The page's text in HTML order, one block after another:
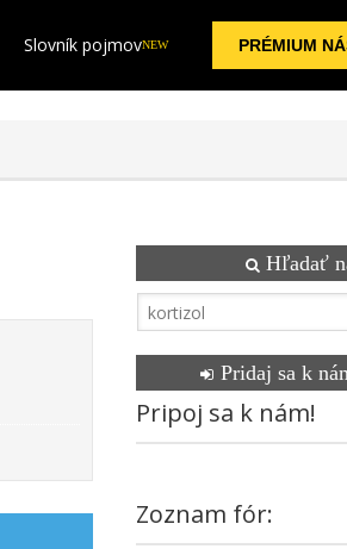
Slovník pojmovNEW PRÉMIUM
Hľadať
Pridaj sa k
Pripoj sa k nám!
Zoznam fór: